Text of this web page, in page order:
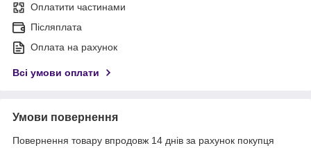
Оплатити частинами
Післяплата
Оплата на рахунок
Всі умови оплати
Умови повернення
Повернення товару впродовж 14 днів за рахунок покупця